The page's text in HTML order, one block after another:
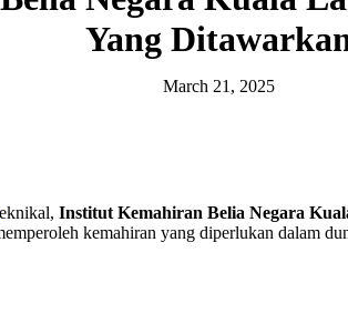
Yang
March 21, 2025
Institut Kemahiran Belia Negara
kemahiran yang diperlukan dalam